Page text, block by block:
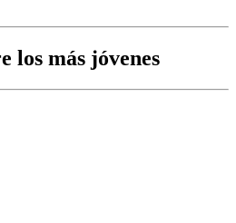
los más jóvenes